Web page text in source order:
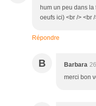
hum un peu dans
oeufs ici) <br /> <br
Répondre
B Barbara
merci bon